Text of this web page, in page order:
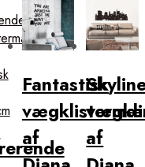
Fantastisk
af
af